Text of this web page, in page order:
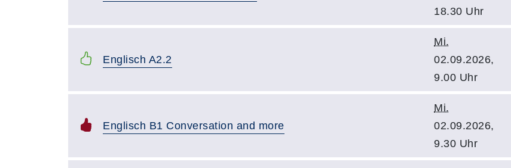
18.30 Uhr
Englisch A2.2
Mi.
02.09.2026,
9.00 Uhr
Englisch B1 Conversation and more
Mi.
02.09.2026,
9.30 Uhr